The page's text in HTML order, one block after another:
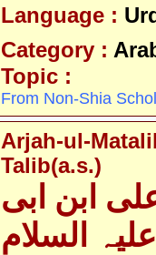
Language :
Category :
Topic :
From Non-Shia
Arjah-ul-
Talib(a.s.)
ابن ابی
السلام